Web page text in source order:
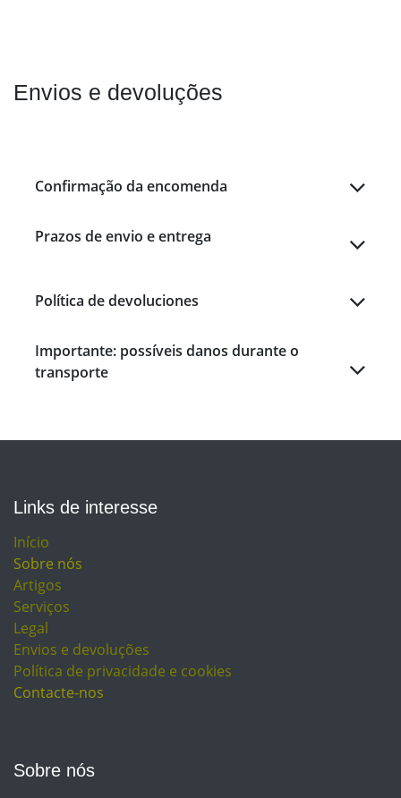
Envios e devoluções
Confirmação da encomenda
Prazos de envio e entrega
Política de devoluciones
Importante: possíveis danos durante o
transporte
Links de interesse
Início
Sobre nós
Artigos
Serviços
Legal
Envios e devoluções
Política de privacidade e cookies
Contacte-nos
Sobre nós